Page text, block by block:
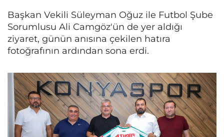
Başkan Vekili Süleyman Oğuz ile Futbol Şube
Sorumlusu Ali Camgöz'ün de yer aldığı
ziyaret, günün anısına çekilen hatıra
fotoğrafının ardından sona erdi.